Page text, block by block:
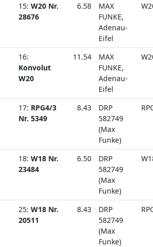
15: W20 Nr.
28676
6.58
MAX
FUNKE,
Adenau-
Eifel
16:
Konvolut
W20
11.54
MAX
FUNKE,
Adenau-
Eifel
17: RPG4/3
Nr. 5349
8.43
DRP
582749
(Max
Funke)
18: W18 Nr.
23484
6.50
DRP
582749
(Max
Funke)
25: W18 Nr.
20511
8.43
DRP
582749
(Max
Funke)